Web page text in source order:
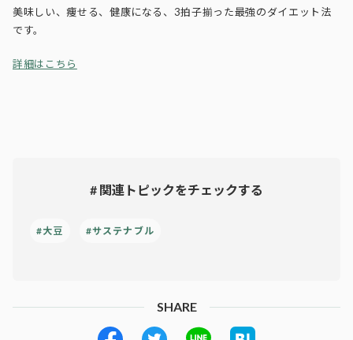
美味しい、痩せる、健康になる、3拍子揃った最強のダイエット法
です。
詳細はこちら
# 関連トピックをチェックする
#大豆 #サステナブル
SHARE